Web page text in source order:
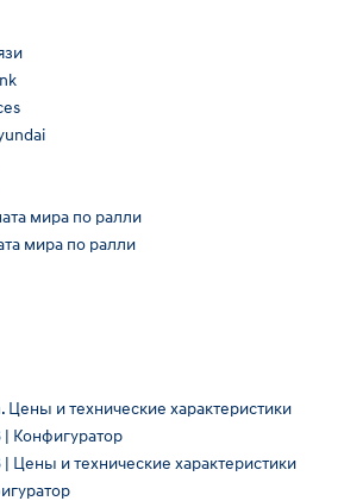
мира по ралли
мира по ралли
Цены и технические характеристики
| Конфигуратор
| Цены и технические характеристики